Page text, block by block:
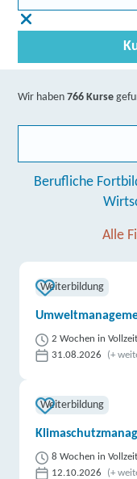
Wir haben766 Kurse
Berufliche
Alle
Weiterbildung
2 Wochen in Vollzeit
31.08.2026
(+
Weiterbildung
8 Wochen in Vollzeit
12.10.2026
(+